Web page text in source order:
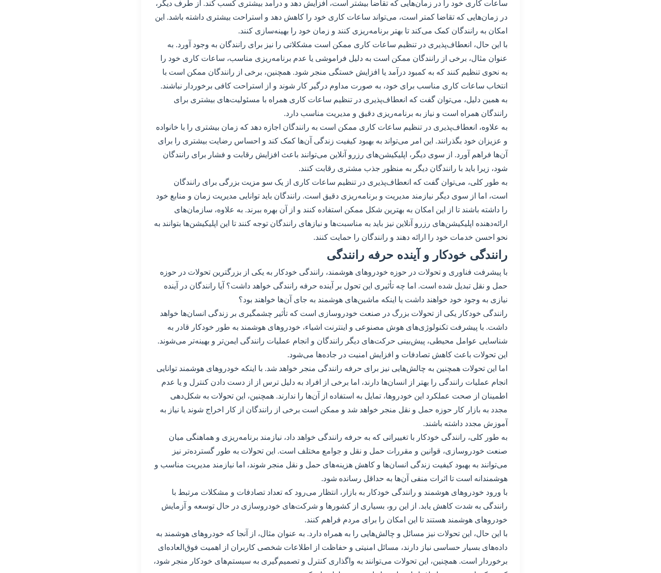
ساعات کاری خود را در زمان‌هایی که تقاضا بیشتر است، افزایش دهد و درآمد بیشتری کسب کند. از طرف دیگر،
در زمان‌هایی که تقاضا کمتر است، می‌تواند ساعات کاری خود را کاهش دهد و استراحت بیشتری داشته باشد. این
امکان به رانندگان کمک می‌کند تا بهتر برنامه‌ریزی کنند و زمان خود را بهینه‌سازی کنند.
با این حال، انعطاف‌پذیری در تنظیم ساعات کاری ممکن است مشکلاتی را نیز برای رانندگان به وجود آورد. به
عنوان مثال، برخی از رانندگان ممکن است به دلیل فراموشی یا عدم برنامه‌ریزی مناسب، ساعات کاری خود را
به نحوی تنظیم کنند که به کمبود درآمد یا افزایش خستگی منجر شود. همچنین، برخی از رانندگان ممکن است با
انتخاب ساعات کاری مناسب برای خود، به صورت مداوم درگیر کار شوند و از استراحت کافی برخوردار نباشند.
به همین دلیل، می‌توان گفت که انعطاف‌پذیری در تنظیم ساعات کاری همراه با مسئولیت‌های بیشتری برای
رانندگان همراه است و نیاز به برنامه‌ریزی دقیق و مدیریت مناسب دارد.
به علاوه، انعطاف‌پذیری در تنظیم ساعات کاری ممکن است به رانندگان اجازه دهد که زمان بیشتری را با خانواده
و عزیزان خود بگذرانند. این امر می‌تواند به بهبود کیفیت زندگی آن‌ها کمک کند و احساس رضایت بیشتری را برای
آن‌ها فراهم آورد. از سوی دیگر، اپلیکیشن‌های رزرو آنلاین می‌توانند باعث افزایش رقابت و فشار برای رانندگان
شود، زیرا باید با رانندگان دیگر به منظور جذب مشتری رقابت کنند.
به طور کلی، می‌توان گفت که انعطاف‌پذیری در تنظیم ساعات کاری از یک سو مزیت بزرگی برای رانندگان
است، اما از سوی دیگر نیازمند مدیریت و برنامه‌ریزی دقیق است. رانندگان باید توانایی مدیریت زمان و منابع خود
را داشته باشند تا از این امکان به بهترین شکل ممکن استفاده کنند و از آن بهره ببرند. به علاوه، سازمان‌های
ارائه‌دهنده اپلیکیشن‌های رزرو آنلاین نیز باید به مناسبت‌ها و نیازهای رانندگان توجه کنند تا این اپلیکیشن‌ها بتوانند به
نحو احسن خدمات خود را ارائه دهند و رانندگان را حمایت کنند.
رانندگی خودکار و آینده حرفه رانندگی
با پیشرفت فناوری و تحولات در حوزه خودروهای هوشمند، رانندگی خودکار به یکی از بزرگترین تحولات در حوزه
حمل و نقل تبدیل شده است. اما چه تأثیری این تحول بر آینده حرفه رانندگی خواهد داشت؟ آیا رانندگان در آینده
نیازی به وجود خود خواهند داشت یا اینکه ماشین‌های هوشمند به جای آن‌ها خواهند بود؟
رانندگی خودکار یکی از تحولات بزرگ در صنعت خودروسازی است که تأثیر چشمگیری بر زندگی انسان‌ها خواهد
داشت. با پیشرفت تکنولوژی‌های هوش مصنوعی و اینترنت اشیاء، خودروهای هوشمند به طور خودکار قادر به
شناسایی عوامل محیطی، پیش‌بینی حرکت‌های دیگر رانندگان و انجام عملیات رانندگی ایمن‌تر و بهینه‌تر می‌شوند.
این تحولات باعث کاهش تصادفات و افزایش امنیت در جاده‌ها می‌شود.
اما این تحولات همچنین به چالش‌هایی نیز برای حرفه رانندگی منجر خواهد شد. با اینکه خودروهای هوشمند توانایی
انجام عملیات رانندگی را بهتر از انسان‌ها دارند، اما برخی از افراد به دلیل ترس از از دست دادن کنترل و یا عدم
اطمینان از صحت عملکرد این خودروها، تمایل به استفاده از آن‌ها را ندارند. همچنین، این تحولات به شکل‌دهی
مجدد به بازار کار حوزه حمل و نقل منجر خواهد شد و ممکن است برخی از رانندگان از کار اخراج شوند یا نیاز به
آموزش مجدد داشته باشند.
به طور کلی، رانندگی خودکار با تغییراتی که به حرفه رانندگی خواهد داد، نیازمند برنامه‌ریزی و هماهنگی میان
صنعت خودروسازی، قوانین و مقررات حمل و نقل و جوامع مختلف است. این تحولات به طور گسترده‌تر نیز
می‌توانند به بهبود کیفیت زندگی انسان‌ها و کاهش هزینه‌های حمل و نقل منجر شوند، اما نیازمند مدیریت مناسب و
هوشمندانه است تا اثرات منفی آن‌ها به حداقل رسانده شود.
با ورود خودروهای هوشمند و رانندگی خودکار به بازار، انتظار می‌رود که تعداد تصادفات و مشکلات مرتبط با
رانندگی به شدت کاهش یابد. از این رو، بسیاری از کشورها و شرکت‌های خودروسازی در حال توسعه و آزمایش
خودروهای هوشمند هستند تا این امکان را برای مردم فراهم کنند.
با این حال، این تحولات نیز مسائل و چالش‌هایی را به همراه دارد. به عنوان مثال، از آنجا که خودروهای هوشمند به
داده‌های بسیار حساسی نیاز دارند، مسائل امنیتی و حفاظت از اطلاعات شخصی کاربران از اهمیت فوق‌العاده‌ای
برخوردار است. همچنین، این تحولات می‌توانند به واگذاری کنترل و تصمیم‌گیری به سیستم‌های خودکار منجر شود،